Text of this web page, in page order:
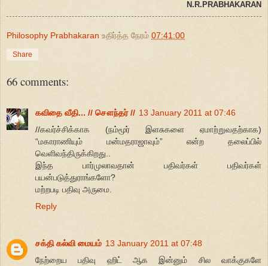
N.R.PRABHAKARAN
Philosophy Prabhakaran உதிர்த்த நேரம் 07:41:00
Share
66 comments:
கவிதை வீதி... // சௌந்தர் // 13 January 2011 at 07:46
//கவர்ச்சிக்காக (நம்மூர் இளசுகளை ஏமாற்றுவதற்காக)
“மகாராணியும் மன்மதராஜாவும்” என்ற தலைப்பில்
வெளிவந்திருக்கிறது..
இந்த பார்முலாவதான் பதிவர்கள் பதிவர்கள்
பயன்படுத்துராங்களோ?
மற்றபடி பதிவு அருமை.
Reply
சக்தி கல்வி மையம் 13 January 2011 at 07:48
நேற்றைய பதிவு ஹிட் ஆக இன்னும் சில வாக்குகளே